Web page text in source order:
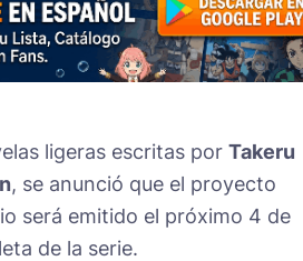
ligeras escritas por Takeru
, se anunció que el proyecto
será emitido el próximo 4 de
de la serie.